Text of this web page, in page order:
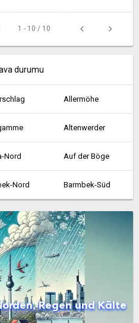
1 - 10 / 10
durumu
Allermöhe
Altenwerder
Nord Auf der Böge
Nord Barmbek-Süd
Billbrook
Billwerder an der Bille Blankenese
Borghorst
Cranz
Regen und Kälte